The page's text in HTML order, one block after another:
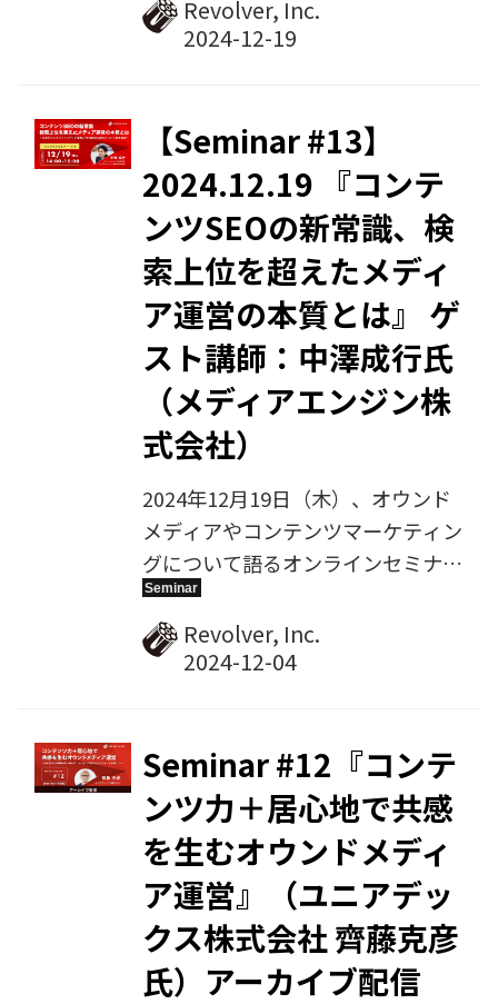
董通り法律事務所の橋本阿友子弁護
コンテンツ制作におけるAI活用提案
と、法的課題の解説〜』をテーマに
お話しいただきます。
Revolver, Inc.
【Seminar #13】
2024.12.19 『コンテ
ンツSEOの新常識、検
索上位を超えたメディ
ア運営の本質とは』 ゲ
スト講師：中澤成行氏
（メディアエンジン株
式会社）
2024年12月19日（木）、オウンド
メディアやコンテンツマーケティン
グについて語るオンラインセミナ
ー、第13回目を開催します。今回の
ゲスト講師は、メディアエンジン株
式会社デジタルコンテンツ事業本部
ディア運営の本質とは』をテーマに
お話しいただきます。
Revolver, Inc.
Seminar #12『コンテ
ンツ力＋居心地で共感
を生むオウンドメディ
ア運営』（ユニアデッ
クス株式会社 齊藤克彦
氏）アーカイブ配信